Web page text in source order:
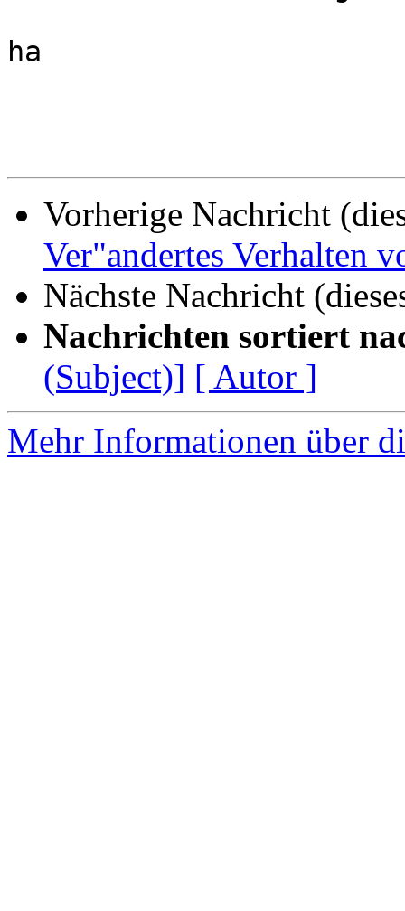
ha
Vorherige Nachricht
Ver"andertes Verhalten
Nächste Nachricht
Nachrichten sortiert
(Subject)] [ Autor ]
Mehr Informationen über